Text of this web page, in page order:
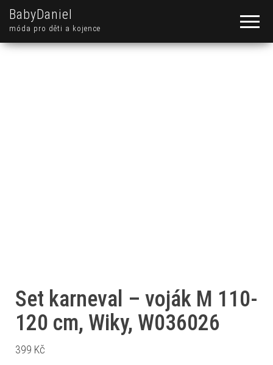
BabyDaniel
móda pro děti a kojence
Set karneval – voják M 110-
120 cm, Wiky, W036026
399 Kč